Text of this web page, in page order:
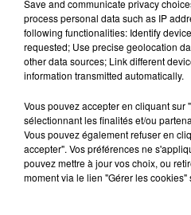
5 août 2026
CIRCULATION DANS
Un feu de remorque s'est
fin de matinée sur l'A34.
Save and communicate privacy
process personal data such as IP
following functionalities: Identify
requested; Use precise geolocation
other data sources; Link different
information transmitted automatically.
Vous pouvez accepter en cliquant sur
sélectionnant les finalités et/ou
Vous pouvez également refuser en
accepter". Vos préférences ne
pouvez mettre à jour vos choix, ou
moment via le lien "Gérer les